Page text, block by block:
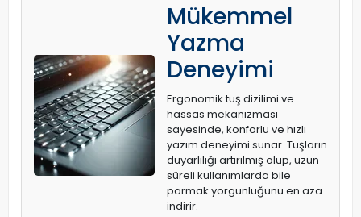
Mükemmel
Yazma
Deneyimi
Ergonomik tuş dizilimi ve
hassas mekanizması
sayesinde, konforlu ve hızlı
yazım deneyimi sunar. Tuşların
duyarlılığı artırılmış olup, uzun
süreli kullanımlarda bile
parmak yorgunluğunu en aza
indirir.